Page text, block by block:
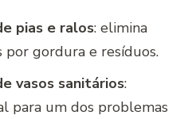
pias e ralos: elimina
por gordura e resíduos.
vasos sanitários:
para um dos problemas